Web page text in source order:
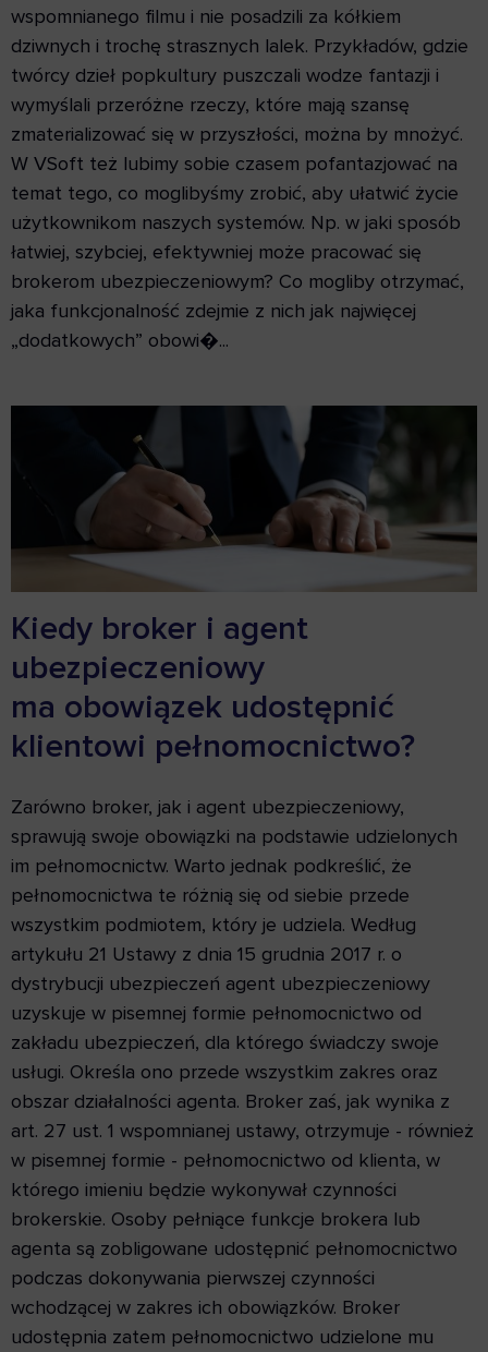
wspomnianego filmu i nie posadzili za kółkiem
dziwnych i trochę strasznych lalek. Przykładów, gdzie
twórcy dzieł popkultury puszczali wodze fantazji i
wymyślali przeróżne rzeczy, które mają szansę
zmaterializować się w przyszłości, można by mnożyć.
W VSoft też lubimy sobie czasem pofantazjować na
temat tego, co moglibyśmy zrobić, aby ułatwić życie
użytkownikom naszych systemów. Np. w jaki sposób
łatwiej, szybciej, efektywniej może pracować się
brokerom ubezpieczeniowym? Co mogliby otrzymać,
jaka funkcjonalność zdejmie z nich jak najwięcej
„dodatkowych” obowi�...
Kiedy broker i agent
ubezpieczeniowy
ma obowiązek udostępnić
klientowi pełnomocnictwo?
Zarówno broker, jak i agent ubezpieczeniowy,
sprawują swoje obowiązki na podstawie udzielonych
im pełnomocnictw. Warto jednak podkreślić, że
pełnomocnictwa te różnią się od siebie przede
wszystkim podmiotem, który je udziela. Według
artykułu 21 Ustawy z dnia 15 grudnia 2017 r. o
dystrybucji ubezpieczeń agent ubezpieczeniowy
uzyskuje w pisemnej formie pełnomocnictwo od
zakładu ubezpieczeń, dla którego świadczy swoje
usługi. Określa ono przede wszystkim zakres oraz
obszar działalności agenta. Broker zaś, jak wynika z
art. 27 ust. 1 wspomnianej ustawy, otrzymuje - również
w pisemnej formie - pełnomocnictwo od klienta, w
którego imieniu będzie wykonywał czynności
brokerskie. Osoby pełniące funkcje brokera lub
agenta są zobligowane udostępnić pełnomocnictwo
podczas dokonywania pierwszej czynności
wchodzącej w zakres ich obowiązków. Broker
udostępnia zatem pełnomocnictwo udzielone mu